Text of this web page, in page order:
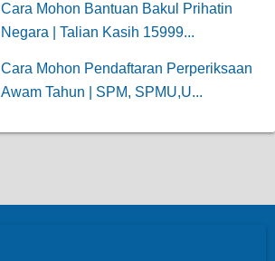
Cara Mohon Bantuan Bakul Prihatin
Negara | Talian Kasih 15999...
Cara Mohon Pendaftaran Perperiksaan
Awam Tahun | SPM, SPMU,U...